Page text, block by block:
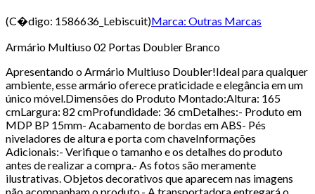
(C�digo: 1586636_Lebiscuit)Marca: Outras Marcas
Armário Multiuso 02 Portas Doubler Branco
Apresentando o Armário Multiuso Doubler!Ideal para qualquer
ambiente, esse armário oferece praticidade e elegância em um
único móvel.Dimensões do Produto Montado:Altura: 165
cmLargura: 82 cmProfundidade: 36 cmDetalhes:- Produto em
MDP BP 15mm- Acabamento de bordas em ABS- Pés
niveladores de altura e porta com chaveInformações
Adicionais:- Verifique o tamanho e os detalhes do produto
antes de realizar a compra.- As fotos são meramente
ilustrativas. Objetos decorativos que aparecem nas imagens